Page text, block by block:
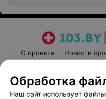
О проекте Новости
Пользовательское
Вакансии
Обработка
Наш сайт использует